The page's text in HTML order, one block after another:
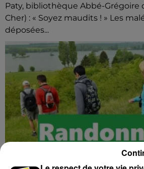
Paty, bibliothèque Abbé-Grégoire
Cher) : « Soyez maudits ! » Les
déposées...